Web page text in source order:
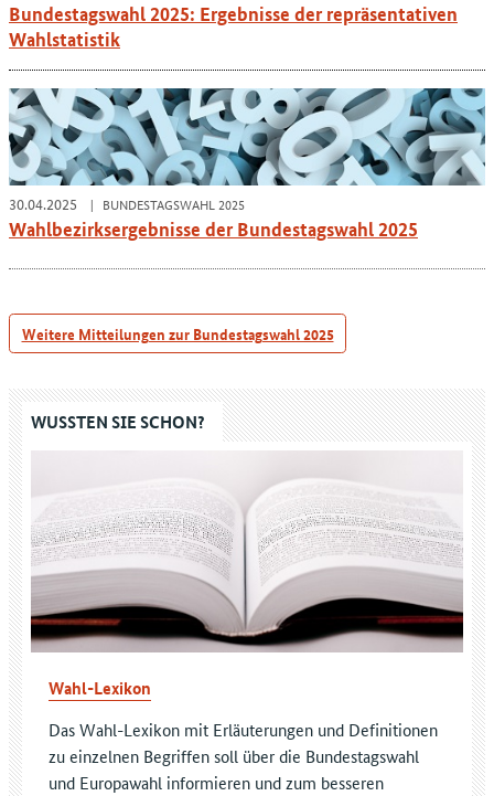
Bundestagswahl 2025: Ergebnisse der repräsentativen
Wahlstatistik
30.04.2025 BUNDESTAGSWAHL 2025
Wahlbezirksergebnisse der Bundestagswahl 2025
Weitere Mitteilungen zur Bundestagswahl 2025
WUSSTEN SIE SCHON?
Wahl-Lexikon
Das Wahl-Lexikon mit Erläuterungen und Definitionen
zu einzelnen Begriffen soll über die Bundestagswahl
und Europawahl informieren und zum besseren